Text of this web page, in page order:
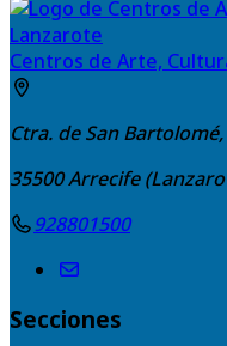
Centros de Arte,
Ctra. de San Bartolomé,
35500Arrecife
928801500
Secciones